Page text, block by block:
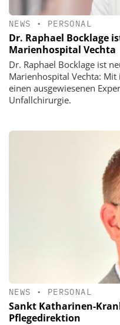
NEWS • PERSONAL
Dr. Raphael Bocklage
Marienhospital Vechta
Dr. Raphael Bocklage ist
Marienhospital Vechta:
einen ausgewiesenen
Unfallchirurgie.
NEWS • PERSONAL
Sankt Katharinen-
Pflegedirektion